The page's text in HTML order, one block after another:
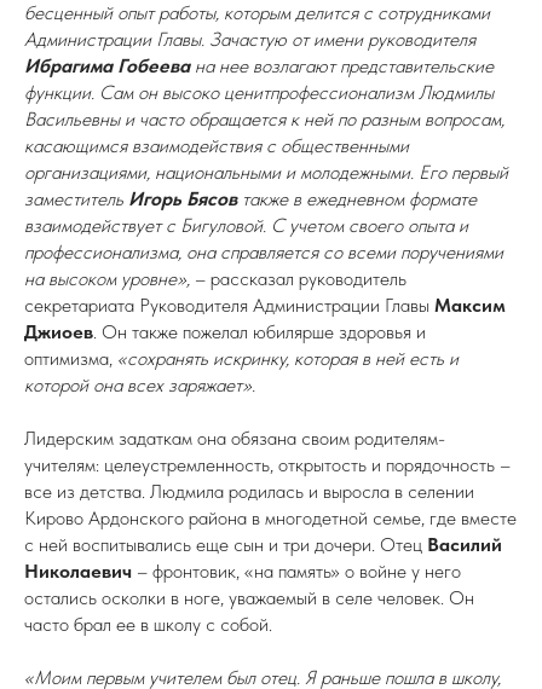
бесценный опыт работы, которым делится с сотрудниками
Администрации Главы. Зачастую от имени руководителя
Ибрагима Гобеевана нее возлагают представительские
функции. Сам он высоко ценитпрофессионализм Людмилы
Васильевны и часто обращается к ней по разным вопросам,
касающимся взаимодействия с общественными
организациями, национальными и молодежными. Его первый
заместитель Игорь Бясовтакже в ежедневном формате
взаимодействует с Бигуловой. С учетом своего опыта и
профессионализма, она справляется со всеми поручениями
на высоком уровне», – рассказал руководитель
секретариата Руководителя Администрации Главы Максим
Джиоев. Он также пожелал юбилярше здоровья и
оптимизма, «сохранять искринку, которая в ней есть и
которой она всех заряжает».
Лидерским задаткам она обязана своим родителям-
учителям: целеустремленность, открытость и порядочность –
все из детства. Людмила родилась и выросла в селении
Кирово Ардонского района в многодетной семье, где вместе
с ней воспитывались еще сын и три дочери. Отец Василий
Николаевич – фронтовик, «на память» о войне у него
остались осколки в ноге, уважаемый в селе человек. Он
часто брал ее в школу с собой.
«Моим первым учителем был отец. Я раньше пошла в школу,